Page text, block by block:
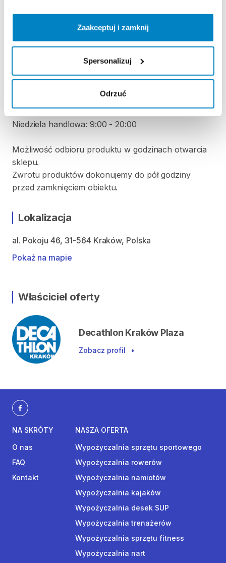
Zaakceptuj i zamknij
Spersonalizuj
Odrzuć
ODBIÓR I ZWROT SPRZĘTU
Poniedziałek: 9:00 - 21:00
Wtorek: 9:00 - 21:00
Środa: 9:00 - 21:00
Sobota: 9:00 - 21:00
Niedziela handlowa: 9:00 - 20:00
Możliwość odbioru produktu w godzinach otwarcia
sklepu.
Zwrotu produktów dokonujemy do pół godziny
przed zamknięciem obiektu.
Lokalizacja
al. Pokoju 46, 31-564 Kraków, Polska
Pokaż na mapie
Właściciel oferty
Decathlon Kraków Plaza
Zobacz profil •
NA SKRÓTY
O nas
FAQ
Kontakt
NASZA OFERTA
Wypożyczalnia sprzętu sportowego
Wypożyczalnia rowerów
Wypożyczalnia namiotów
Wypożyczalnia kajaków
Wypożyczalnia desek SUP
Wypożyczalnia trenażerów
Wypożyczalnia sprzętu fitness
Wypożyczalnia nart